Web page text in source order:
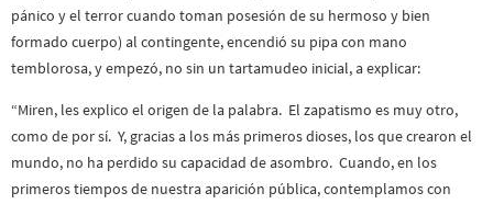
pánico y el terror cuando toman posesión de su hermoso y bien
formado cuerpo) al contingente, encendió su pipa con mano
temblorosa, y empezó, no sin un tartamudeo inicial, a explicar:
“Miren, les explico el origen de la palabra. El zapatismo es muy otro,
como de por sí. Y, gracias a los más primeros dioses, los que crearon el
mundo, no ha perdido su capacidad de asombro. Cuando, en los
primeros tiempos de nuestra aparición pública, contemplamos con